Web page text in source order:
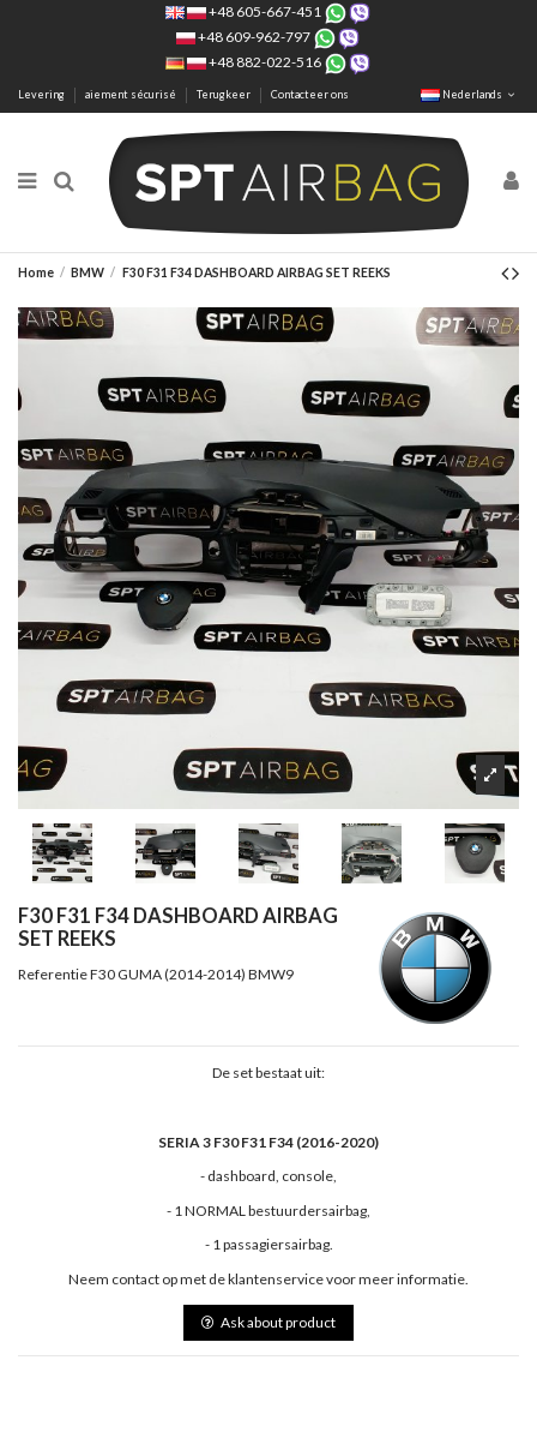
+48 605-667-451
+48 609-962-797
+48 882-022-516
Levering aiement sécurisé Terugkeer Contacteer ons Nederlands
Home BMW F30 F31 F34 DASHBOARD AIRBAG SET REEKS
F30 F31 F34 DASHBOARD AIRBAG
SET REEKS
ReferentieF30 GUMA (2014-2014) BMW9
De set bestaat uit:
SERIA 3 F30 F31 F34 (2016-2020)
- dashboard, console,
- 1 NORMAL bestuurdersairbag,
- 1 passagiersairbag.
Neem contact op met de klantenservice voor meer informatie.
Ask about product